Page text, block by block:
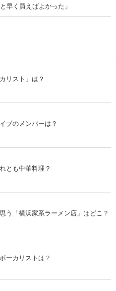
早く買えばよかった」
リスト」は？
ブのメンバーは？
とも中華料理？
う「横浜家系ラーメン店」はどこ？
ーカリストは？